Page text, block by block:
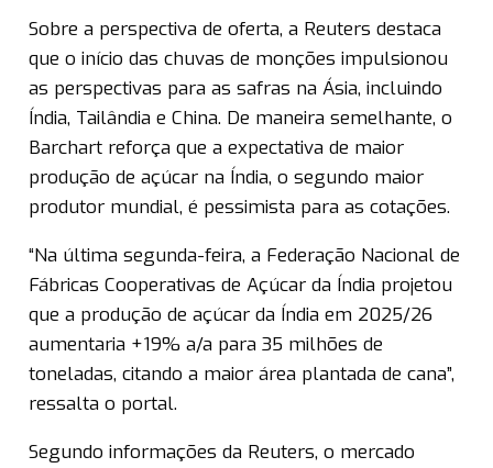
Sobre a perspectiva de oferta, a Reuters destaca
que o início das chuvas de monções impulsionou
as perspectivas para as safras na Ásia, incluindo
Índia, Tailândia e China. De maneira semelhante, o
Barchart reforça que a expectativa de maior
produção de açúcar na Índia, o segundo maior
produtor mundial, é pessimista para as cotações.
“Na última segunda-feira, a Federação Nacional de
Fábricas Cooperativas de Açúcar da Índia projetou
que a produção de açúcar da Índia em 2025/26
aumentaria +19% a/a para 35 milhões de
toneladas, citando a maior área plantada de cana”,
ressalta o portal.
Segundo informações da Reuters, o mercado